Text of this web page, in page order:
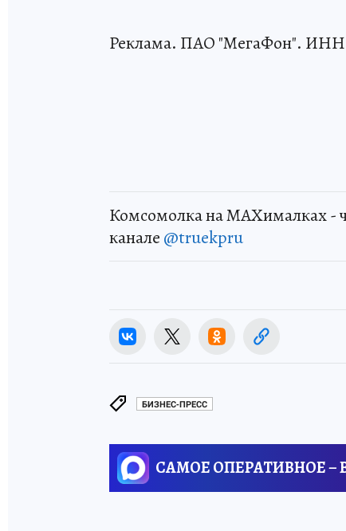
Реклама. ПАО "МегаФон". ИНН
Комсомолка на MAXималках -
канале @truekpru
БИЗНЕС-ПРЕСС
САМОЕ ОПЕРАТИВНОЕ –